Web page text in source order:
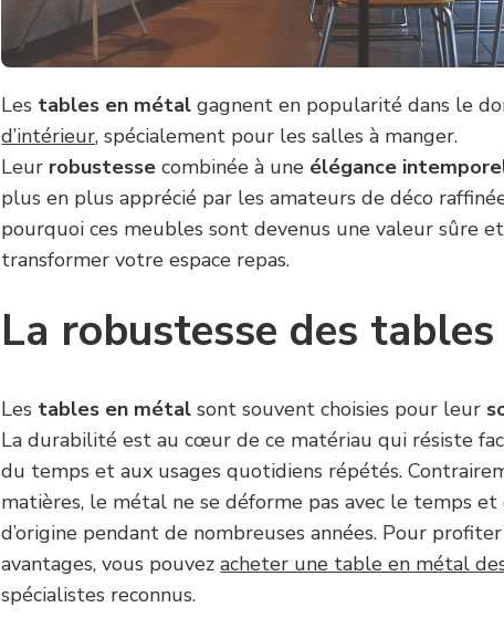
Les tables en métal gagnent en popularité dans le
d’intérieur, spécialement pour les salles à manger.
Leur robustesse combinée à une élégance
plus en plus apprécié par les amateurs de déco
pourquoi ces meubles sont devenus une valeur sûre
transformer votre espace repas.
La robustesse des
Les tables en métal sont souvent choisies pour leur
La durabilité est au cœur de ce matériau qui résiste
du temps et aux usages quotidiens répétés.
matières, le métal ne se déforme pas avec le temps et
d’origine pendant de nombreuses années. Pour
avantages, vous pouvezacheter une table en métal
spécialistes reconnus.